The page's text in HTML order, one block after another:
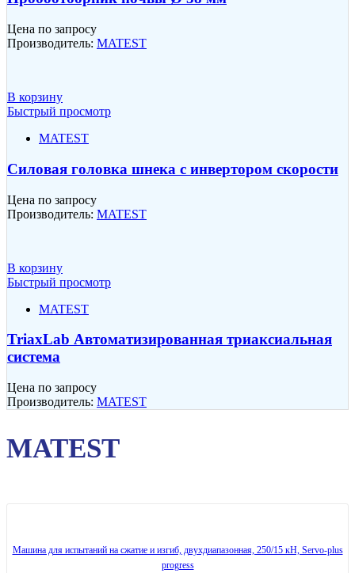
Цена по запросу
Производитель: MATEST
В корзину
Быстрый просмотр
MATEST
Силовая головка шнека с инвертором скорости
Цена по запросу
Производитель: MATEST
В корзину
Быстрый просмотр
MATEST
TriaxLab Автоматизированная триаксиальная
система
Цена по запросу
Производитель: MATEST
MATEST
Машина для испытаний на сжатие и изгиб, двухдиапазонная, 250/15 кН, Servo-plus
progress